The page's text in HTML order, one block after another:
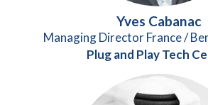
Yves Cabanac
Managing Director France /
Plug and Play Tech